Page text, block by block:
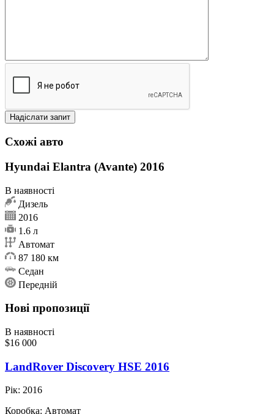
Схожі авто
Hyundai Elantra (Avante) 2016
В наявності
Дизель
2016
1.6 л
Автомат
87 180 км
Седан
Передній
Нові пропозиції
В наявності
$16 000
LandRover Discovery HSE 2016
Рік: 2016
Коробка: Автомат